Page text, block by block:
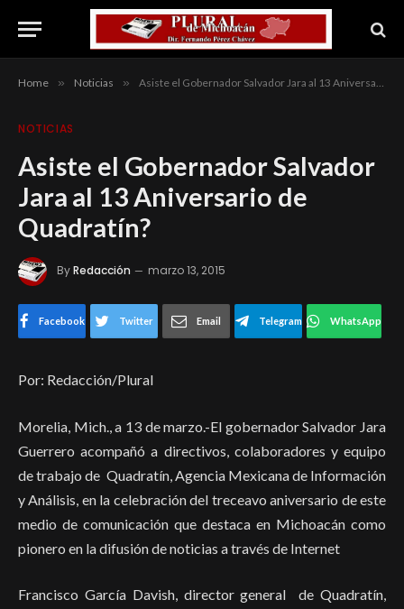
Home » Noticias » Asiste el Gobernador Salvador Jara al 13 Aniversario de Quadratín?
NOTICIAS
Asiste el Gobernador Salvador
Jara al 13 Aniversario de
Quadratín?
ByRedacción marzo 13, 2015
Facebook Twitter Email Telegram WhatsApp
Por: Redacción/Plural
Morelia, Mich., a 13 de marzo.-El gobernador Salvador Jara
Guerrero acompañó a directivos, colaboradores y equipo
de trabajo de Quadratín, Agencia Mexicana de Información
y Análisis, en la celebración del treceavo aniversario de este
medio de comunicación que destaca en Michoacán como
pionero en la difusión de noticias a través de Internet
Francisco García Davish, director general de Quadratín,